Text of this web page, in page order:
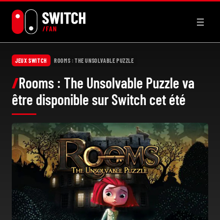
contenu
JEUX SWITCH ROOMS : THE UNSOLVABLE PUZZLE
Rooms : The Unsolvable Puzzle va
être disponible sur Switch cet été